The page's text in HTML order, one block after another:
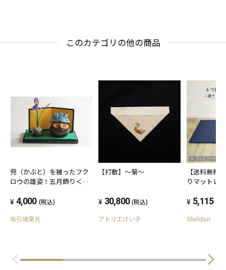
このカテゴリの他の商品
兜（かぶと）を被ったフク
ロウの雄姿！五月飾り＜送
4,000 (税込)
布引焼窯元
【打敷】～菊～
30,800 (税込)
アトリエけい子
【送料無料
りマットレ
ンパクト収
車中泊
5,115 (税
Sheldon